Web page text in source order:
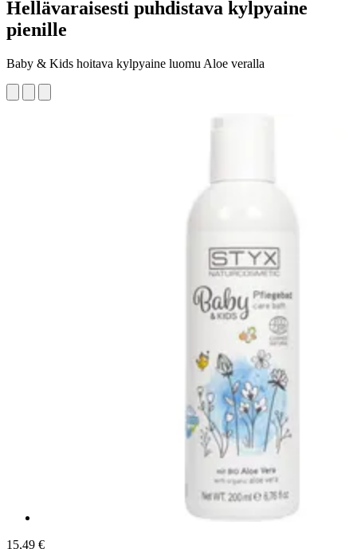
Hellävaraisesti puhdistava kylpyaine
pienille
Baby & Kids hoitava kylpyaine luomu Aloe veralla
15,49 €